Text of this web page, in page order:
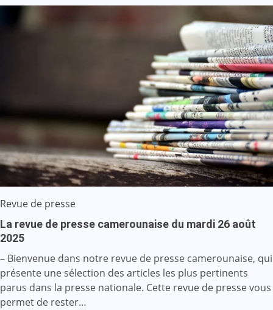
Revue de presse
La revue de presse camerounaise du mardi 26 août
2025
– Bienvenue dans notre revue de presse camerounaise, qui
présente une sélection des articles les plus pertinents
parus dans la presse nationale. Cette revue de presse vous
permet de rester…